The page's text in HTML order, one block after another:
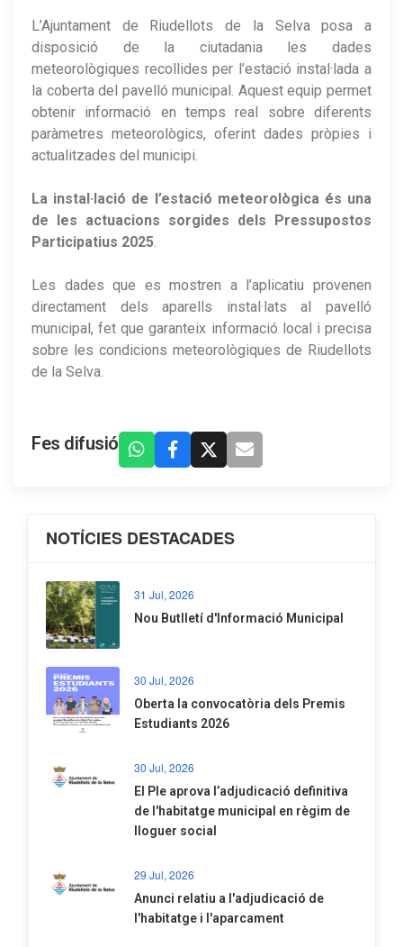
L’Ajuntament de Riudellots de la Selva posa a
disposició de la ciutadania les dades
meteorològiques recollides per l’estació instal·lada a
la coberta del pavelló municipal. Aquest equip permet
obtenir informació en temps real sobre diferents
paràmetres meteorològics, oferint dades pròpies i
actualitzades del municipi.
La instal·lació de l’estació meteorològica és una
de les actuacions sorgides dels Pressupostos
Participatius 2025
Les dades que es mostren a l’aplicatiu provenen
directament dels aparells instal·lats al pavelló
municipal, fet que garanteix informació local i precisa
sobre les condicions meteorològiques de Riudellots
de la Selva.
Fes difusió
NOTÍCIES DESTACADES
31 Jul, 2026
Nou Butlletí d'Informació Municipal
30 Jul, 2026
Oberta la convocatòria dels Premis
Estudiants 2026
30 Jul, 2026
El Ple aprova l’adjudicació definitiva
de l'habitatge municipal en règim de
lloguer social
29 Jul, 2026
Anunci relatiu a l'adjudicació de
l'habitatge i l'aparcament